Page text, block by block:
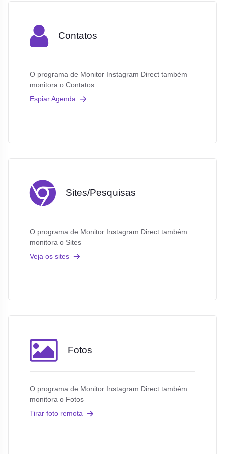
Contatos
O programa de Monitor Instagram Direct também
monitora o Contatos
Espiar Agenda
Sites/Pesquisas
O programa de Monitor Instagram Direct também
monitora o Sites
Veja os sites
Fotos
O programa de Monitor Instagram Direct também
monitora o Fotos
Tirar foto remota